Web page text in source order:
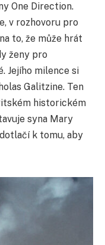
One Direction.
v rozhovoru pro
to, že může hrát
ženy pro
Jejího milence si
Galitzine. Ten
historickém
syna Mary
k tomu, aby